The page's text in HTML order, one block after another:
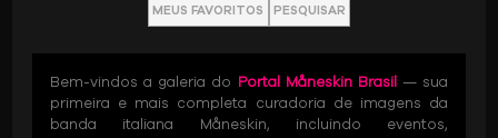
MEUS FAVORITOS
PESQUISAR
Bem-vindos a galeria do Portal Måneskin Brasil— sua
primeira e mais completa curadoria de imagens da
banda italiana Måneskin, incluindo eventos,